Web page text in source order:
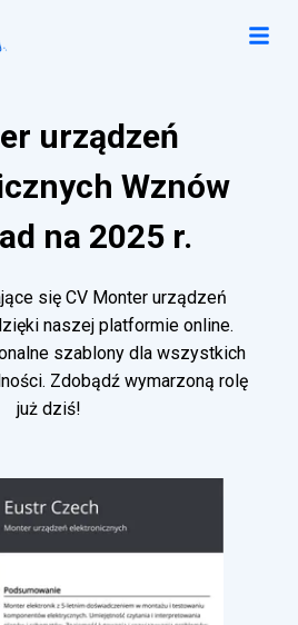
urządzeń
Wznów
na 2025 r.
się CV Monter urządzeń
naszej platformie online.
szablony dla wszystkich
Zdobądź wymarzoną rolę
już dziś!